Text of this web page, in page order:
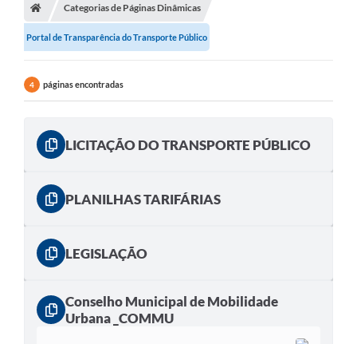
Conselhos Municipais
Carta de Serviços
Diário Oficial
Turismo
Eventos
Legislação
Galeria de Fotos
A Prefeitura
Categorias de Páginas Dinâmicas
Portal de Transparência do Transporte Público
4 páginas encontradas
LICITAÇÃO DO TRANSPORTE PÚBLICO
PLANILHAS TARIFÁRIAS
LEGISLAÇÃO
Conselho Municipal de Mobilidade
Urbana _COMMU